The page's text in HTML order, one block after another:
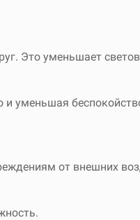
Это уменьшает
и уменьшая
от внешних